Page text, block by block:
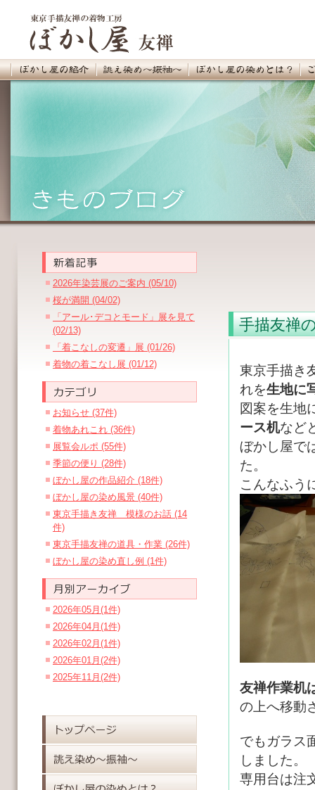
2026年染芸展のご案内 (05/10)
桜が満開 (04/02)
「アール･デコとモード」展を見て
(02/13)
「着こなしの変遷」展 (01/26)
着物の着こなし展 (01/12)
お知らせ (37件)
着物あれこれ (36件)
展覧会ルポ (55件)
季節の便り (28件)
ぼかし屋の作品紹介 (18件)
ぼかし屋の染め風景 (40件)
東京手描き友禅 模様のお話 (14
件)
東京手描友禅の道具・作業 (26件)
ぼかし屋の染め直し例 (1件)
2026年05月(1件)
2026年04月(1件)
2026年02月(1件)
2026年01月(2件)
2025年11月(2件)
手描友禅
東京手描き
れを生地に
図案を生地
ース机など
ぼかし屋で
た。
こんなふう
友禅作業机
の上へ移動
でもガラス
しました。
専用台は注